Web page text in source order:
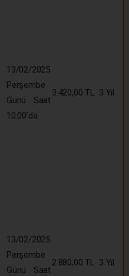
13/02/2025
Perşembe
Günü Saat
10:00’da
3.420,00 TL 3 Yıl
13/02/2025
Perşembe
Günü Saat
2.880,00 TL 3 Yıl